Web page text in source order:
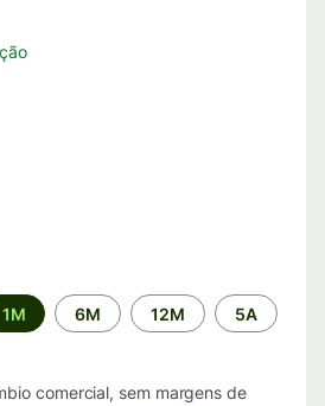
1M 6M 12M 5A
comercial, sem margens de